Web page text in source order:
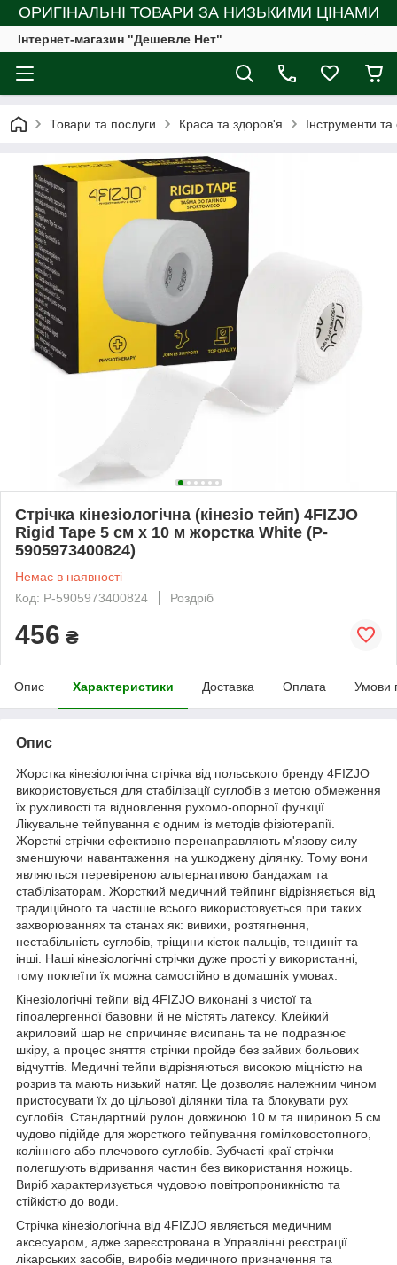
ОРИГІНАЛЬНІ ТОВАРИ ЗА НИЗЬКИМИ ЦІНАМИ
Інтернет-магазин "Дешевле Нет"
Товари та послуги Краса та здоров'я Інструменти
Стрічка кінезіологічна (кінезіо тейп) 4FIZJO
Rigid Tape 5 см x 10 м жорстка White (P-
5905973400824)
Немає в наявності
Код: P-5905973400824
Роздріб
456 ₴
Опис Характеристики Доставка Оплата Умови
Опис
Жорстка кінезіологічна стрічка від польського бренду 4FIZJO
використовується для стабілізації суглобів з метою обмеження
їх рухливості та відновлення рухомо-опорної функції.
Лікувальне тейпування є одним із методів фізіотерапії.
Жорсткі стрічки ефективно перенаправляють м'язову силу
зменшуючи навантаження на ушкоджену ділянку. Тому вони
являються перевіреною альтернативою бандажам та
стабілізаторам. Жорсткий медичний тейпинг відрізняється від
традиційного та частіше всього використовується при таких
захворюваннях та станах як: вивихи, розтягнення,
нестабільність суглобів, тріщини кісток пальців, тендиніт та
інші. Наші кінезіологічні стрічки дуже прості у використанні,
тому поклеїти їх можна самостійно в домашніх умовах.
Кінезіологічні тейпи від 4FIZJO виконані з чистої та
гіпоалергенної бавовни й не містять латексу. Клейкий
акриловий шар не спричиняє висипань та не подразнює
шкіру, а процес зняття стрічки пройде без зайвих больових
відчуттів. Медичні тейпи відрізняються високою міцністю на
розрив та мають низький натяг. Це дозволяє належним чином
пристосувати їх до цільової ділянки тіла та блокувати рух
суглобів. Стандартний рулон довжиною 10 м та шириною 5 см
чудово підійде для жорсткого тейпування гомілковостопного,
колінного або плечового суглобів. Зубчасті краї стрічки
полегшують відривання частин без використання ножиць.
Виріб характеризується чудовою повітропроникністю та
стійкістю до води.
Стрічка кінезіологічна від 4FIZJO являється медичним
аксесуаром, адже зареєстрована в Управлінні реєстрації
лікарських засобів, виробів медичного призначення та